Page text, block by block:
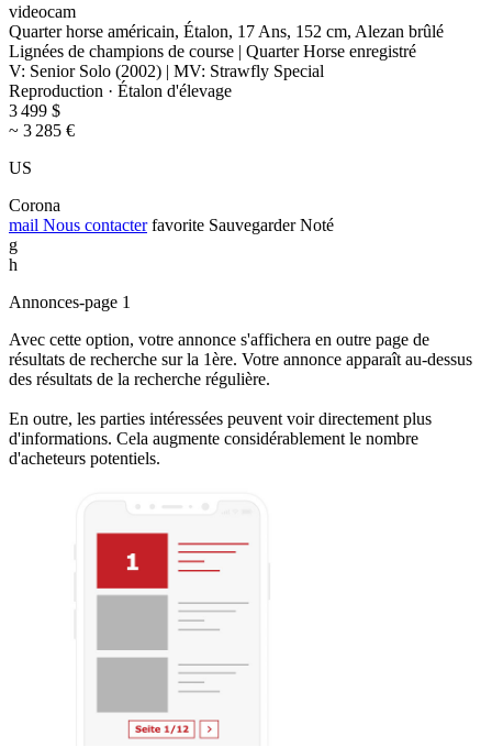
videocam
Quarter horse américain, Étalon, 17 Ans, 152 cm, Alezan brûlé
Lignées de champions de course | Quarter Horse enregistré
V: Senior Solo (2002) | MV: Strawfly Special
Reproduction · Étalon d'élevage
3 499 $
~ 3 285 €
US
Corona
mail Nous contacter favorite Sauvegarder Noté
g
h
Annonces-page 1
Avec cette option, votre annonce s'affichera en outre page de
résultats de recherche sur la 1ère. Votre annonce apparaît au-dessus
des résultats de la recherche régulière.
En outre, les parties intéressées peuvent voir directement plus
d'informations. Cela augmente considérablement le nombre
d'acheteurs potentiels.